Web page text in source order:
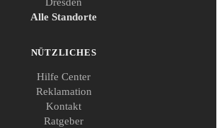
Alle Standorte
NÜTZLICHES
Hilfe Center
Reklamation
Kontakt
Ratgeber